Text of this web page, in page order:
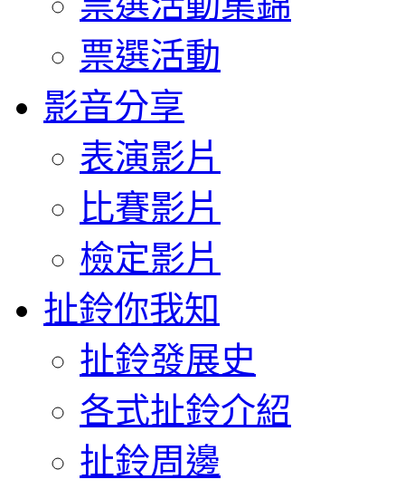
票選活動
影音分享
表演影片
比賽影片
檢定影片
扯鈴你我知
扯鈴發展史
各式扯鈴介紹
扯鈴周邊